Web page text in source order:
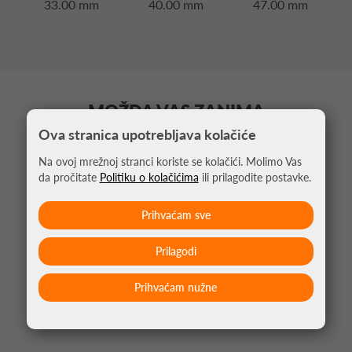
33.00 mm 40.00 mm 47.00 mm
MOŽDA VAS ZANIMA
Ova stranica upotrebljava kolačiće
Na ovoj mrežnoj stranci koriste se kolačići. Molimo Vas
da pročitate Politiku o kolačićima ili prilagodite postavke.
Prihvaćam nužne
Prilagodi
Prihvaćam sve